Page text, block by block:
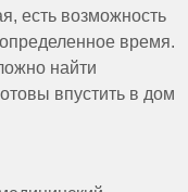
есть возможность
время.
найти
впустить в дом